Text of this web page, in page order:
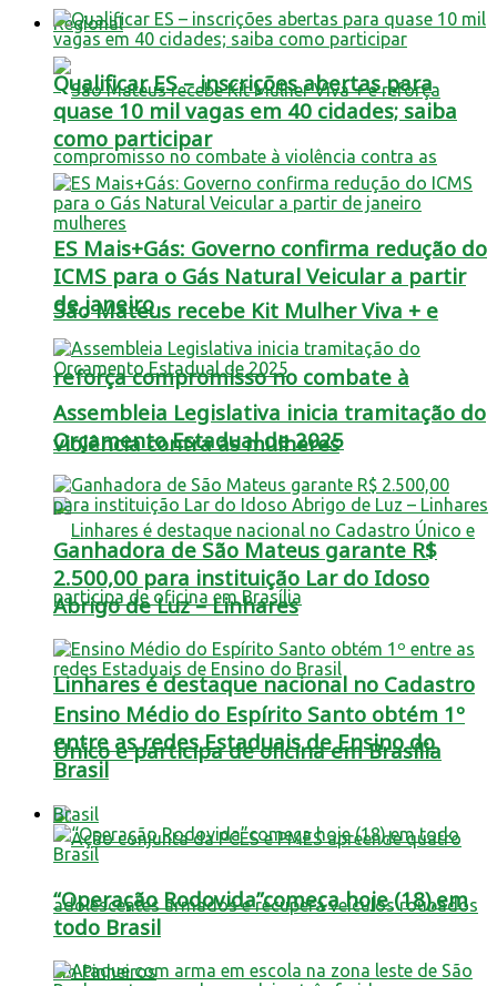
Regional
São Mateus recebe Kit Mulher Viva + e
reforça compromisso no combate à
violência contra as mulheres
Linhares é destaque nacional no Cadastro
Único e participa de oficina em Brasília
Qualificar ES – inscrições abertas para
quase 10 mil vagas em 40 cidades; saiba
como participar
ES Mais+Gás: Governo confirma redução do
ICMS para o Gás Natural Veicular a partir
de janeiro
Assembleia Legislativa inicia tramitação do
Orçamento Estadual de 2025
Ganhadora de São Mateus garante R$
2.500,00 para instituição Lar do Idoso
Abrigo de Luz – Linhares
Ensino Médio do Espírito Santo obtém 1º
entre as redes Estaduais de Ensino do
Brasil
Brasil
“Operação Rodovida”começa hoje (18),em
todo Brasil